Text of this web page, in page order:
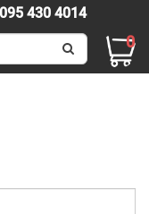
095 430 4014
0